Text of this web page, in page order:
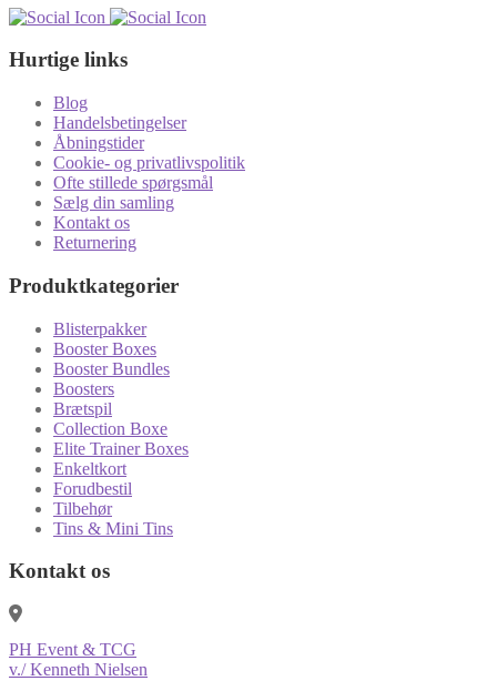
Hurtige links
Blog
Handelsbetingelser
Åbningstider
Cookie- og privatlivspolitik
Ofte stillede spørgsmål
Sælg din samling
Kontakt os
Returnering
Produktkategorier
Blisterpakker
Booster Boxes
Booster Bundles
Boosters
Brætspil
Collection Boxe
Elite Trainer Boxes
Enkeltkort
Forudbestil
Tilbehør
Tins & Mini Tins
Kontakt os
PH Event & TCG
v./ Kenneth Nielsen